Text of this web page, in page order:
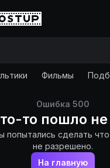
Фильмы
Ошибка 500
то пошло не
попытались сделать
не разрешено.
На главную